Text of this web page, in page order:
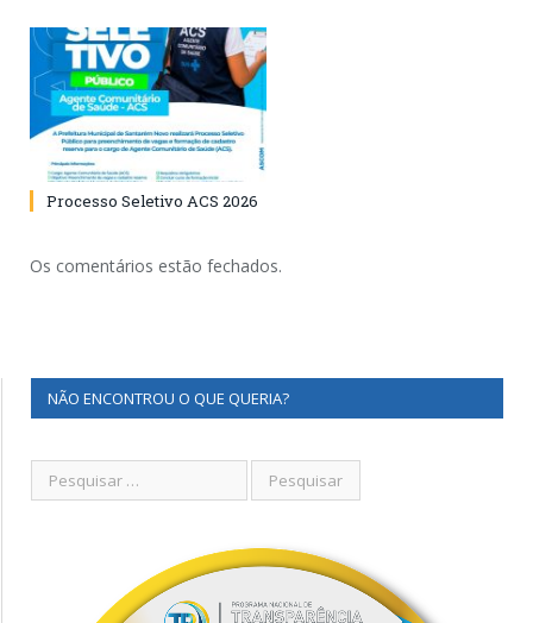
Processo Seletivo ACS 2026
Os comentários estão fechados.
NÃO ENCONTROU O QUE QUERIA?